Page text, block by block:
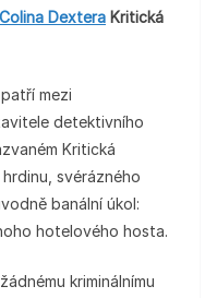
Colina Dextera Kritická
mezi
detektivního
Kritická
svérázného
banální úkol:
hotelového hosta.
kriminálnímu